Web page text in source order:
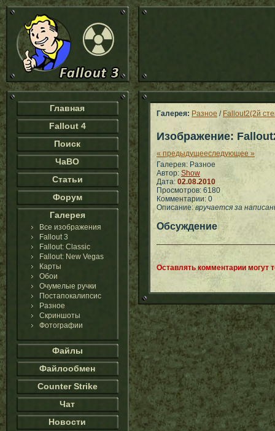
Главная
Fallout 4
Поиск
ЧаВО
Статьи
Форум
Галерея
Все изображения
Fallout 3
Fallout: Classic
Fallout: New Vegas
Карты
Обои
Очумелые ручки
Постапокалипсис
Разное
Скриншоты
Фотографии
Файлы
Файлообмен
Counter Strike
Чат
Новости
Галерея: Разное / Fallout2(2й
Изображение:
« предыдущееследующее »
Галерея: Разное
Автор: Show
Дата: 02.08.2010
Просмотров: 6180
Комментарии: 0
Описание:вручается за
Обсуждение
Оставлять комментарии могут